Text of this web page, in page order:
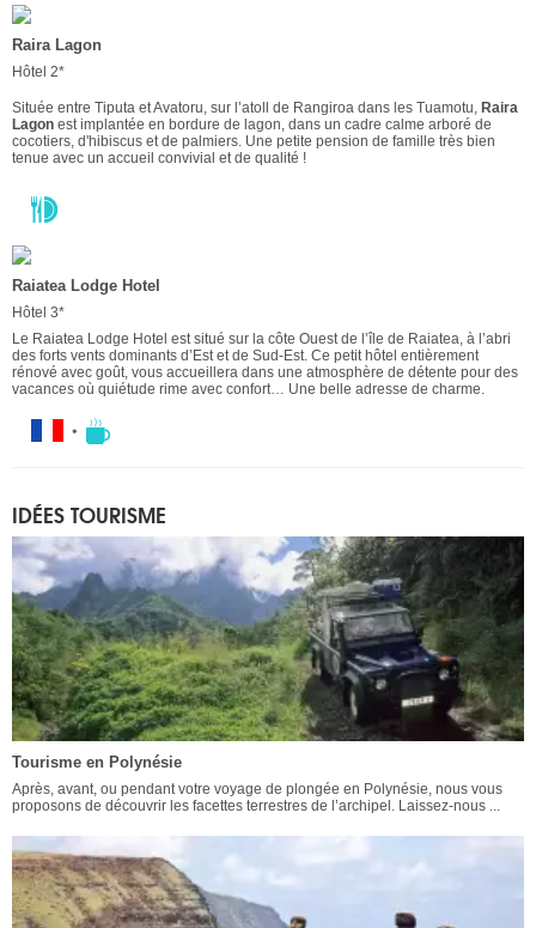
Raira Lagon
Hôtel 2*
Située entre Tiputa et Avatoru, sur l’atoll de Rangiroa dans les Tuamotu, Raira
Lagon est implantée en bordure de lagon, dans un cadre calme arboré de
cocotiers, d'hibiscus et de palmiers. Une petite pension de famille très bien
tenue avec un accueil convivial et de qualité !
Raiatea Lodge Hotel
Hôtel 3*
Le Raiatea Lodge Hotel est situé sur la côte Ouest de l’île de Raiatea, à l’abri
des forts vents dominants d’Est et de Sud-Est. Ce petit hôtel entièrement
rénové avec goût, vous accueillera dans une atmosphère de détente pour des
vacances où quiétude rime avec confort… Une belle adresse de charme.
IDÉES TOURISME
Tourisme en Polynésie
Après, avant, ou pendant votre voyage de plongée en Polynésie, nous vous
proposons de découvrir les facettes terrestres de l’archipel. Laissez-nous ...